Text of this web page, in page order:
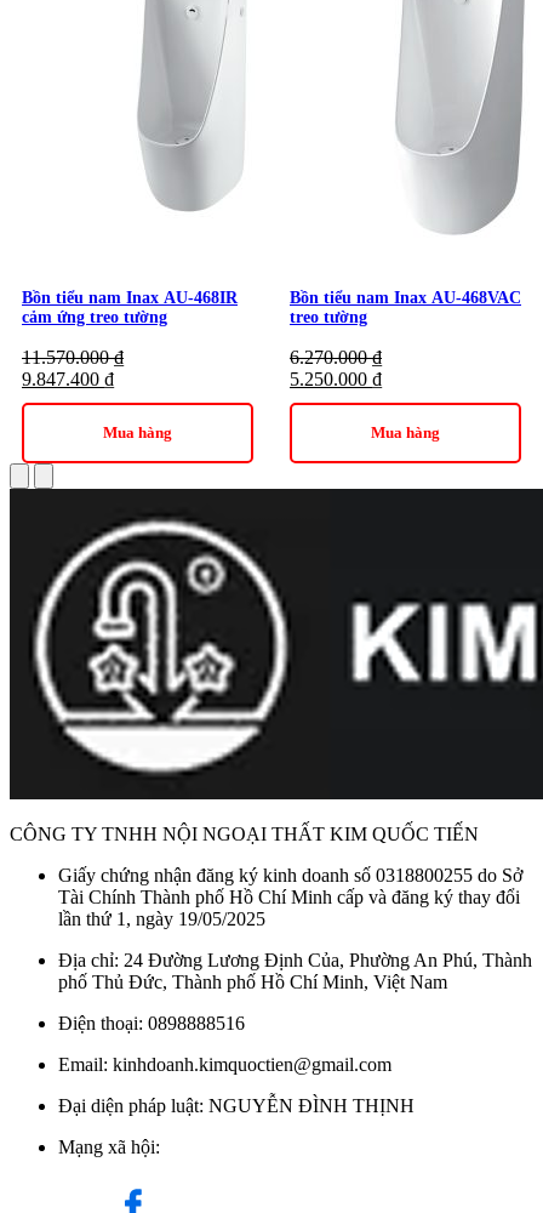
Chứng nhận Kim Quốc Tiến đại lý ủy quyền của thương hiệu INAX
Bồn tiểu nam Inax AU-468IR
cảm ứng treo tường
11.570.000₫
9.847.400 ₫
Mua hàng
Bồn tiểu nam Inax AU-468VAC
treo tường
6.270.000₫
5.250.000 ₫
Mua hàng
CÔNG TY TNHH NỘI NGOẠI THẤT KIM QUỐC TIẾN
Giấy chứng nhận đăng ký kinh doanh số 0318800255 do Sở
Tài Chính Thành phố Hồ Chí Minh cấp và đăng ký thay đổi
lần thứ 1, ngày 19/05/2025
Địa chỉ: 24 Đường Lương Định Của, Phường An Phú, Thành
phố Thủ Đức, Thành phố Hồ Chí Minh, Việt Nam
Điện thoại: 0898888516
Email: kinhdoanh.kimquoctien@gmail.com
Đại diện pháp luật: NGUYỄN ĐÌNH THỊNH
Mạng xã hội: